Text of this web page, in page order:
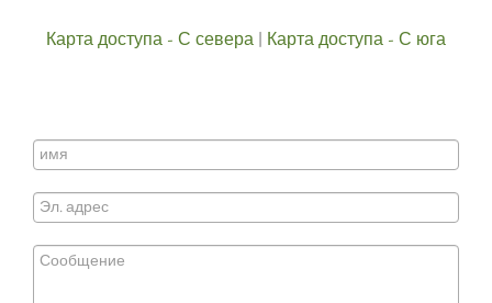
Карта доступа - С севера Карта доступа - С юга